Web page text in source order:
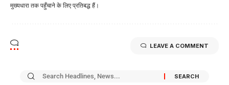
मुख्यधारा तक पहुँचाने के लिए प्रतिबद्ध हैं।
LEAVE A COMMENT